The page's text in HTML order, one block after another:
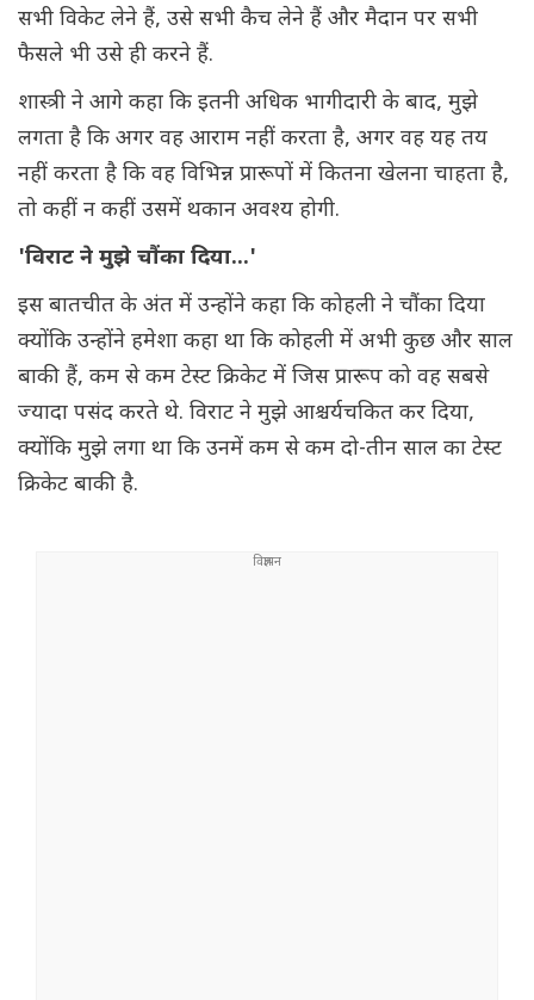
सभी विकेट लेने हैं, उसे सभी कैच लेने हैं और मैदान पर सभी
फैसले भी उसे ही करने हैं.
शास्त्री ने आगे कहा कि इतनी अधिक भागीदारी के बाद, मुझे
लगता है कि अगर वह आराम नहीं करता है, अगर वह यह तय
नहीं करता है कि वह विभिन्न प्रारूपों में कितना खेलना चाहता है,
तो कहीं न कहीं उसमें थकान अवश्य होगी.
'विराट ने मुझे चौंका दिया...'
इस बातचीत के अंत में उन्होंने कहा कि कोहली ने चौंका दिया
क्योंकि उन्होंने हमेशा कहा था कि कोहली में अभी कुछ और साल
बाकी हैं, कम से कम टेस्ट क्रिकेट में जिस प्रारूप को वह सबसे
ज्यादा पसंद करते थे. विराट ने मुझे आश्चर्यचकित कर दिया,
क्योंकि मुझे लगा था कि उनमें कम से कम दो-तीन साल का टेस्ट
क्रिकेट बाकी है.